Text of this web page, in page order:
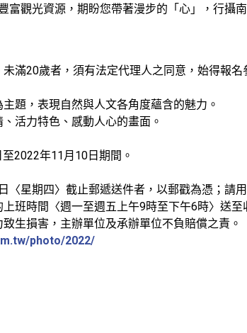
富觀光資源，期盼您帶著漫步的「心」，行攝
滿20歲者，須有法定代理人之同意，始得報名
題，表現自然與人文各角度蘊含的魅力。
活力特色、感動人心的畫面。
2022年11月10日期間。
〈星期四〉截止郵遞送件者，以郵戳為憑；請
班時間〈週一至週五上午9時至下午6時〉送
生損害，主辦單位及承辦單位不負賠償之責。
photo/2022/